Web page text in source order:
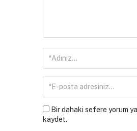
Bir dahaki sefere yorum
kaydet.